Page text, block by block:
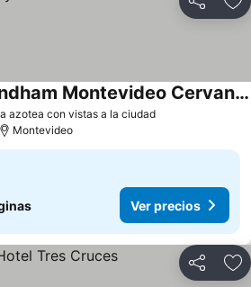
Compartir
azotea con vistas a la ciudadVer precios
Esplendor by Wyndham Montevideo Cervantes
Montevideo
Ver precios
Compartir